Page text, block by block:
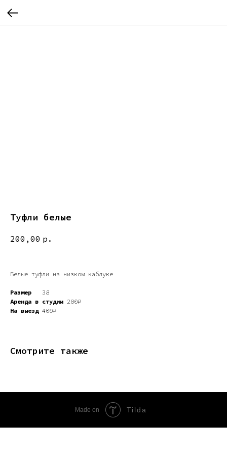
Туфли белые
200,00 р.
Белые туфли на низком каблуке
Размер 38
Аренда в студии 200₽
На выезд 400₽
Смотрите также
Made on Tilda